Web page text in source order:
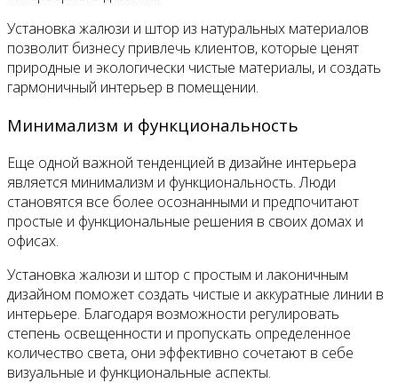
Установка жалюзи и штор из натуральных материалов
позволит бизнесу привлечь клиентов, которые ценят
природные и экологически чистые материалы, и создать
гармоничный интерьер в помещении.
Минимализм и функциональность
Еще одной важной тенденцией в дизайне интерьера
является минимализм и функциональность. Люди
становятся все более осознанными и предпочитают
простые и функциональные решения в своих домах и
офисах.
Установка жалюзи и штор с простым и лаконичным
дизайном поможет создать чистые и аккуратные линии в
интерьере. Благодаря возможности регулировать
степень освещенности и пропускать определенное
количество света, они эффективно сочетают в себе
визуальные и функциональные аспекты.